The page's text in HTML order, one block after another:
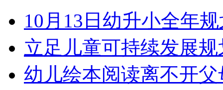
10月13日幼升小全年
立足儿童可持续发展
幼儿绘本阅读离不开